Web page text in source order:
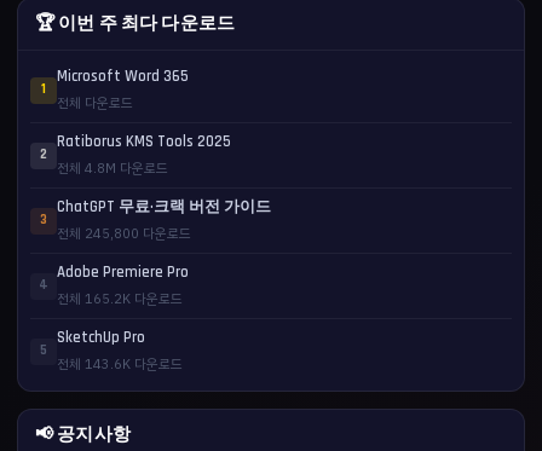
🏆 이번 주 최다 다운로드
1
Microsoft Word 365
전체 다운로드
2
Ratiborus KMS Tools 2025
전체 4.8M 다운로드
3
ChatGPT 무료·크랙 버전 가이드
전체 245,800 다운로드
4
Adobe Premiere Pro
전체 165.2K 다운로드
5
SketchUp Pro
전체 143.6K 다운로드
📢 공지사항